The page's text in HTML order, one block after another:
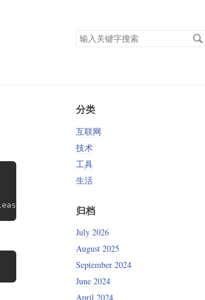
搜
索
ca-certificates
分类
互联网
技术
工具
生活
归档
July 2026
August 2025
September 2024
June 2024
April 2024